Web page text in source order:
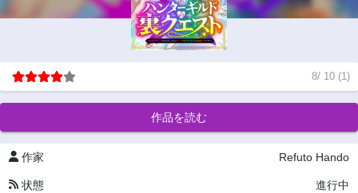
8/ 10 (1)
作品を読む
作家 Refuto Hando
状態 進行中